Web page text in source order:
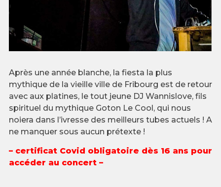
Après une année blanche, la fiesta la plus
mythique de la vieille ville de Fribourg est de retour
avec aux platines, le tout jeune DJ Wannislove, fils
spirituel du mythique Goton Le Cool, qui nous
noiera dans l’ivresse des meilleurs tubes actuels ! A
ne manquer sous aucun prétexte !
– certificat Covid obligatoire dès 16 ans pour
accéder au concert –